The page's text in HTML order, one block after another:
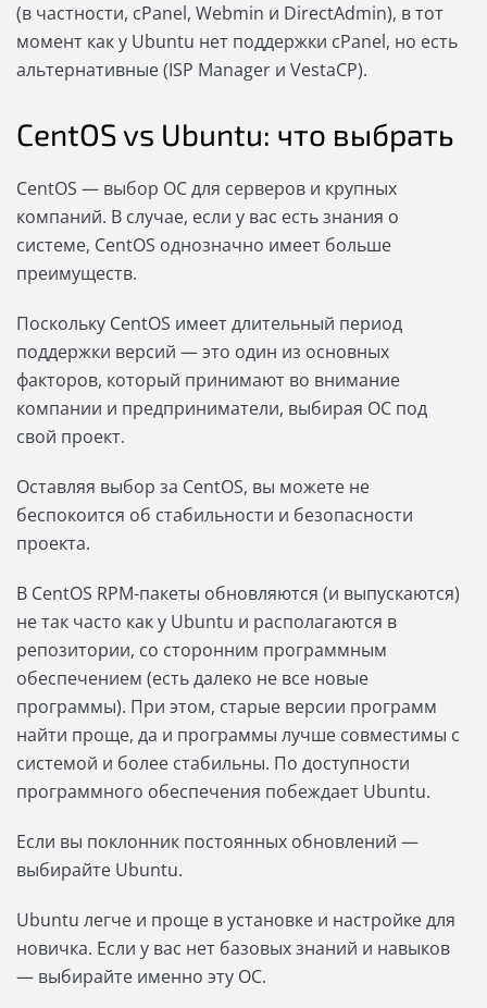
(в частности, cPanel, Webmin и DirectAdmin), в тот
момент как у Ubuntu нет поддержки cPanel, но есть
альтернативные (ISP Manager и VestaCP).
CentOS vs Ubuntu: что выбрать
CentOS — выбор ОС для серверов и крупных
компаний. В случае, если у вас есть знания о
системе, CentOS однозначно имеет больше
преимуществ.
Поскольку CentOS имеет длительный период
поддержки версий — это один из основных
факторов, который принимают во внимание
компании и предприниматели, выбирая ОС под
свой проект.
Оставляя выбор за CentOS, вы можете не
беспокоится об стабильности и безопасности
проекта.
В CentOS RPM-пакеты обновляются (и выпускаются)
не так часто как у Ubuntu и располагаются в
репозитории, со сторонним программным
обеспечением (есть далеко не все новые
программы). При этом, старые версии программ
найти проще, да и программы лучше совместимы с
системой и более стабильны. По доступности
программного обеспечения побеждает Ubuntu.
Если вы поклонник постоянных обновлений —
выбирайте Ubuntu.
Ubuntu легче и проще в установке и настройке для
новичка. Если у вас нет базовых знаний и навыков
— выбирайте именно эту ОС.